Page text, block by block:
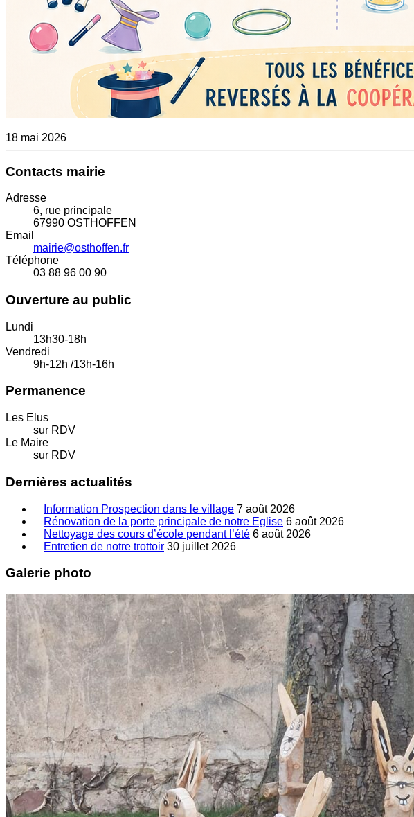
18 mai 2026
Contacts mairie
Adresse
6, rue principale
67990 OSTHOFFEN
Email
mairie@osthoffen.fr
Téléphone
03 88 96 00 90
Ouverture au public
Lundi
13h30-18h
Vendredi
9h-12h /13h-16h
Permanence
Les Elus
sur RDV
Le Maire
sur RDV
Dernières actualités
Information Prospection dans le village 7 août 2026
Rénovation de la porte principale de notre Eglise 6 août 2026
Nettoyage des cours d’école pendant l’été 6 août 2026
Entretien de notre trottoir 30 juillet 2026
Galerie photo